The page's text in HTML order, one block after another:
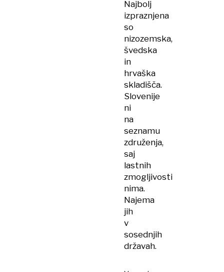
Najbolj
izpraznjena
so
nizozemska,
švedska
in
hrvaška
skladišča.
Slovenije
ni
na
seznamu
združenja,
saj
lastnih
zmogljivosti
nima.
Najema
jih
v
sosednjih
državah.